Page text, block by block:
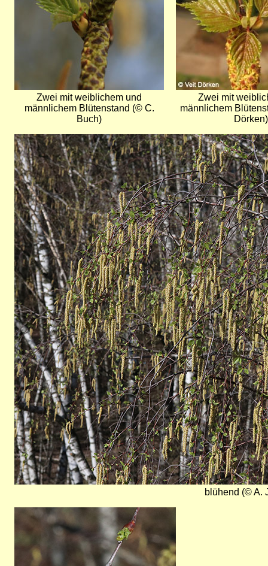
Zwei mit weiblichem und
männlichem Blütenstand (© C.
Buch)
Zwei mit
männlichem
Dörken)
Bild
blühend (© A.